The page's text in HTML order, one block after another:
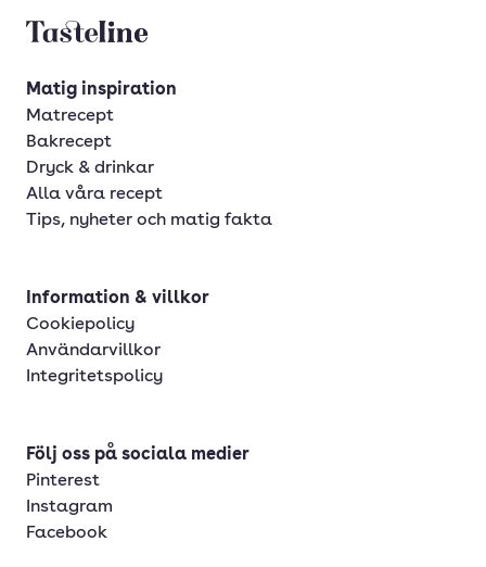
Tasteline startsida
Matig inspiration
Matrecept
Bakrecept
Dryck & drinkar
Alla våra recept
Tips, nyheter och matig fakta
Information & villkor
Cookiepolicy
Användarvillkor
Integritetspolicy
Följ oss på sociala medier
Pinterest
Instagram
Facebook